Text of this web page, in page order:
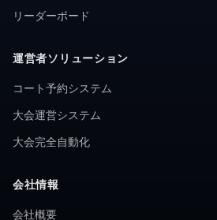
リーダーボード
運営者ソリューション
コート予約システム
大会運営システム
大会完全自動化
会社情報
会社概要